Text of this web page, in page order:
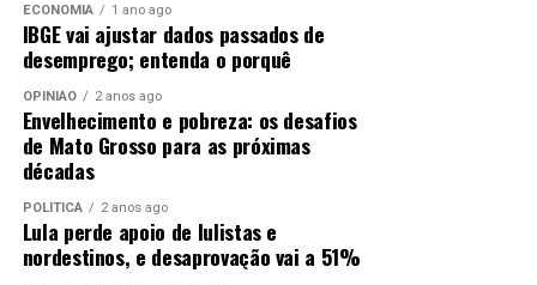
ECONOMIA 1 ano ago
IBGE vai ajustar dados passados de
desemprego; entenda o porquê
OPINIÃO 2 anos ago
Envelhecimento e pobreza: os desafios
de Mato Grosso para as próximas
décadas
POLÍTICA 2 anos ago
Lula perde apoio de lulistas e
nordestinos, e desaprovação vai a 51%